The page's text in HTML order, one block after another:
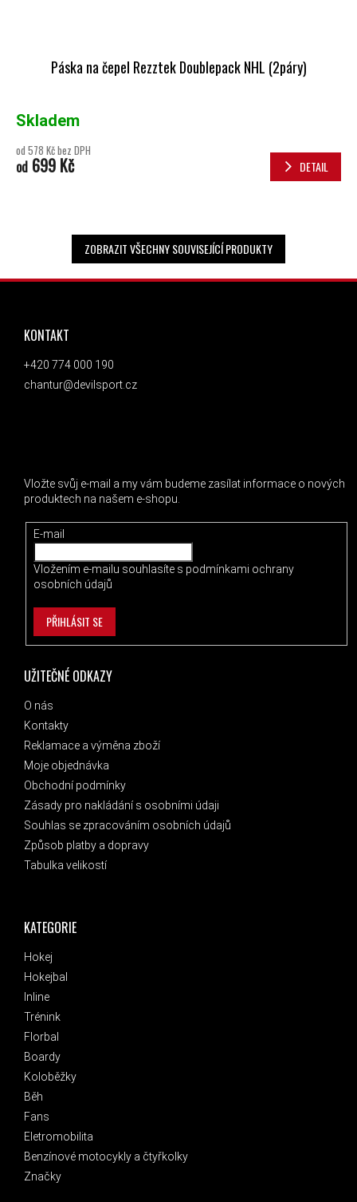
Páska na čepel Rezztek Doublepack NHL (2páry)
Skladem
od 578 Kč bez DPH
od 699 Kč DETAIL
ZOBRAZIT VŠECHNY SOUVISEJÍCÍ PRODUKTY
ZÁPATÍ
KATEGORIE
Hokej
Hokejbal
Inline
Trénink
Florbal
Boardy
Koloběžky
Běh
Fans
Eletromobilita
Benzínové motocykly a čtyřkolky
Značky
UŽITEČNÉ ODKAZY
O nás
Kontakty
Reklamace a výměna zboží
Moje objednávka
Obchodní podmínky
Zásady pro nakládání s osobními údaji
Souhlas se zpracováním osobních údajů
Způsob platby a dopravy
Tabulka velikostí
KONTAKT
+420 774 000 190
chantur@devilsport.cz
Vložte svůj e-mail a my vám budeme zasílat informace o nových
produktech na našem e-shopu.
E-mail
Vložením e-mailu souhlasíte s podmínkami ochrany
osobních údajů
PŘIHLÁSIT SE